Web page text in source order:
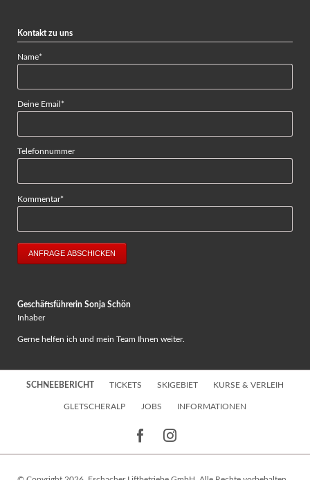
Kontakt zu uns
Pflichtfeld
Name*
Pflichtfeld
Deine Email *
Telefonnummer
Pflichtfeld
Kommentar*
ANFRAGE ABSCHICKEN
Geschäftsführerin Sonja Schön
Inhaber
Gerne helfen ich und mein Team Ihnen weiter.
Navigation
SCHNEEBERICHT TICKETS SKIGEBIET KURSE & VERLEIH
GLETSCHERALP JOBS INFORMATIONEN